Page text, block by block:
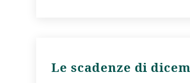
Le scadenze di